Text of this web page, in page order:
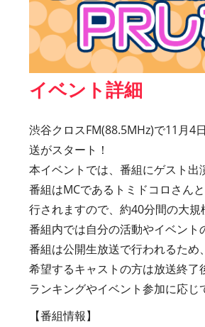
イベント詳細
渋谷クロスFM(88.5MHz)で11月4
送がスタート！
本イベントでは、番組にゲスト出
番組はMCであるトミドコロさん
行されますので、約40分間の大規
番組内では自分の活動やイベント
番組は公開生放送で行われるため
希望するキャストの方は放送終了
ランキングやイベント参加に応じ
【番組情報】